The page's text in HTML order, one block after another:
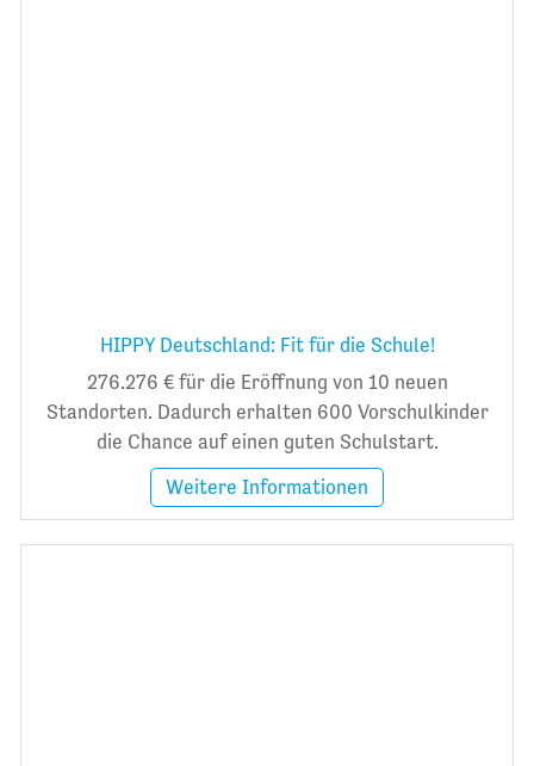
HIPPY Deutschland: Fit für die Schule!
276.276 € für die Eröffnung von 10 neuen
Standorten. Dadurch erhalten 600 Vorschulkinder
die Chance auf einen guten Schulstart.
Weitere Informationen